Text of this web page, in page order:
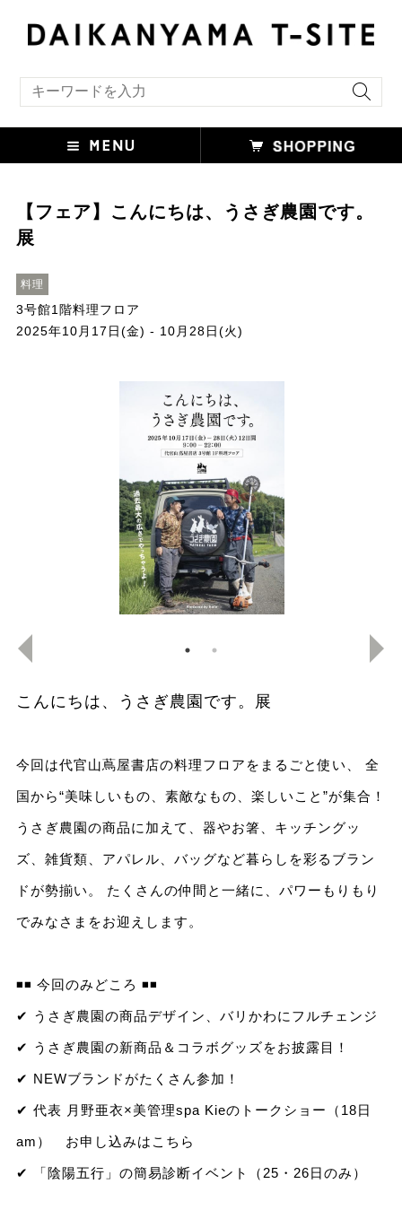
【フェア】こんにちは、うさぎ農園です。
展
料理
3号館1階料理フロア
2025年10月17日(金) - 10月28日(火)
こんにちは、うさぎ農園です。展
今回は代官山蔦屋書店の料理フロアをまるごと使い、 全
国から“美味しいもの、素敵なもの、楽しいこと”が集合！
うさぎ農園の商品に加えて、器やお箸、キッチングッ
ズ、雑貨類、アパレル、バッグなど暮らしを彩るブラン
ドが勢揃い。 たくさんの仲間と一緒に、パワーもりもり
でみなさまをお迎えします。
◾️◾️ 今回のみどころ ◾️◾️
✔︎ うさぎ農園の商品デザイン、バリかわにフルチェンジ
✔︎ うさぎ農園の新商品＆コラボグッズをお披露目！
✔︎ NEWブランドがたくさん参加！
✔︎ 代表 月野亜衣×美管理spa Kieのトークショー（18日
am） お申し込みはこちら
✔︎ 「陰陽五行」の簡易診断イベント（25・26日のみ）